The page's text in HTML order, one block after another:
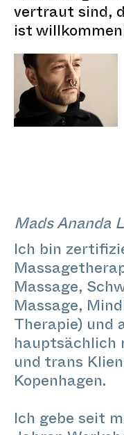
vertraut sind,
ist
Mads Ananda
Ich bin
Massage,
Massage,
Therapie) und
hauptsächlich
und trans
Kopenhagen.
Ich gebe seit